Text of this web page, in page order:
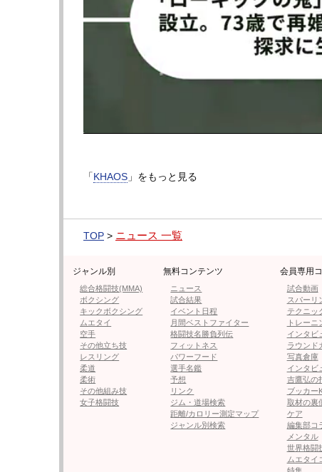
藤井マリー（25）はレースクイーンで、テ
から生まれたアイドルグループ「恵比寿マス
中）のメンバーでもある。格闘代理戦争では
ある。藤井は「スポーツは心を動かされます
ースクイーン大賞でコスチューム部門グラン
芹沢はツイッターで「選手のみなさんの試
楽しみにしていてください」とコメントしてい
3人がコメントしたように会場でファンと会
る。1日も早くコロナ問題が収束することを願
フォロー
●編集部オススメ
・【KHAOS】新ラウンドガール
初登場
・【グラビア】元K-1ガールズの
「KHAOS 」をもっと見る
TOP > ニュース 一覧
ジャンル別
総合格闘技(MMA)
ボクシング
キックボクシング
ムエタイ
空手
その他立ち技
レスリング
柔道
柔術
その他組み技
女子格闘技
無料コンテンツ
ニュース
試合結果
イベント日程
月間ベストファイター
格闘技名勝負列伝
フィットネス
パワーフード
選手名鑑
予想
リンク
ジム・道場検索
距離/カロリー測定マップ
ジャンル別検索
会員専用
試合動画
スパーリ
テクニッ
トレーニ
インタビ
ラウンド
写真倉庫
インタビ
吉鷹弘の
ブッカー
取材の裏
ケア
編集部コ
メンタル
世界格闘
ムエタイ